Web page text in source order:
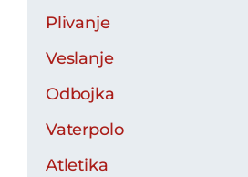
Plivanje
Veslanje
Odbojka
Vaterpolo
Atletika